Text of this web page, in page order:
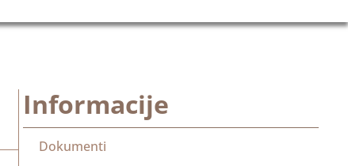
Informacije
Dokumenti